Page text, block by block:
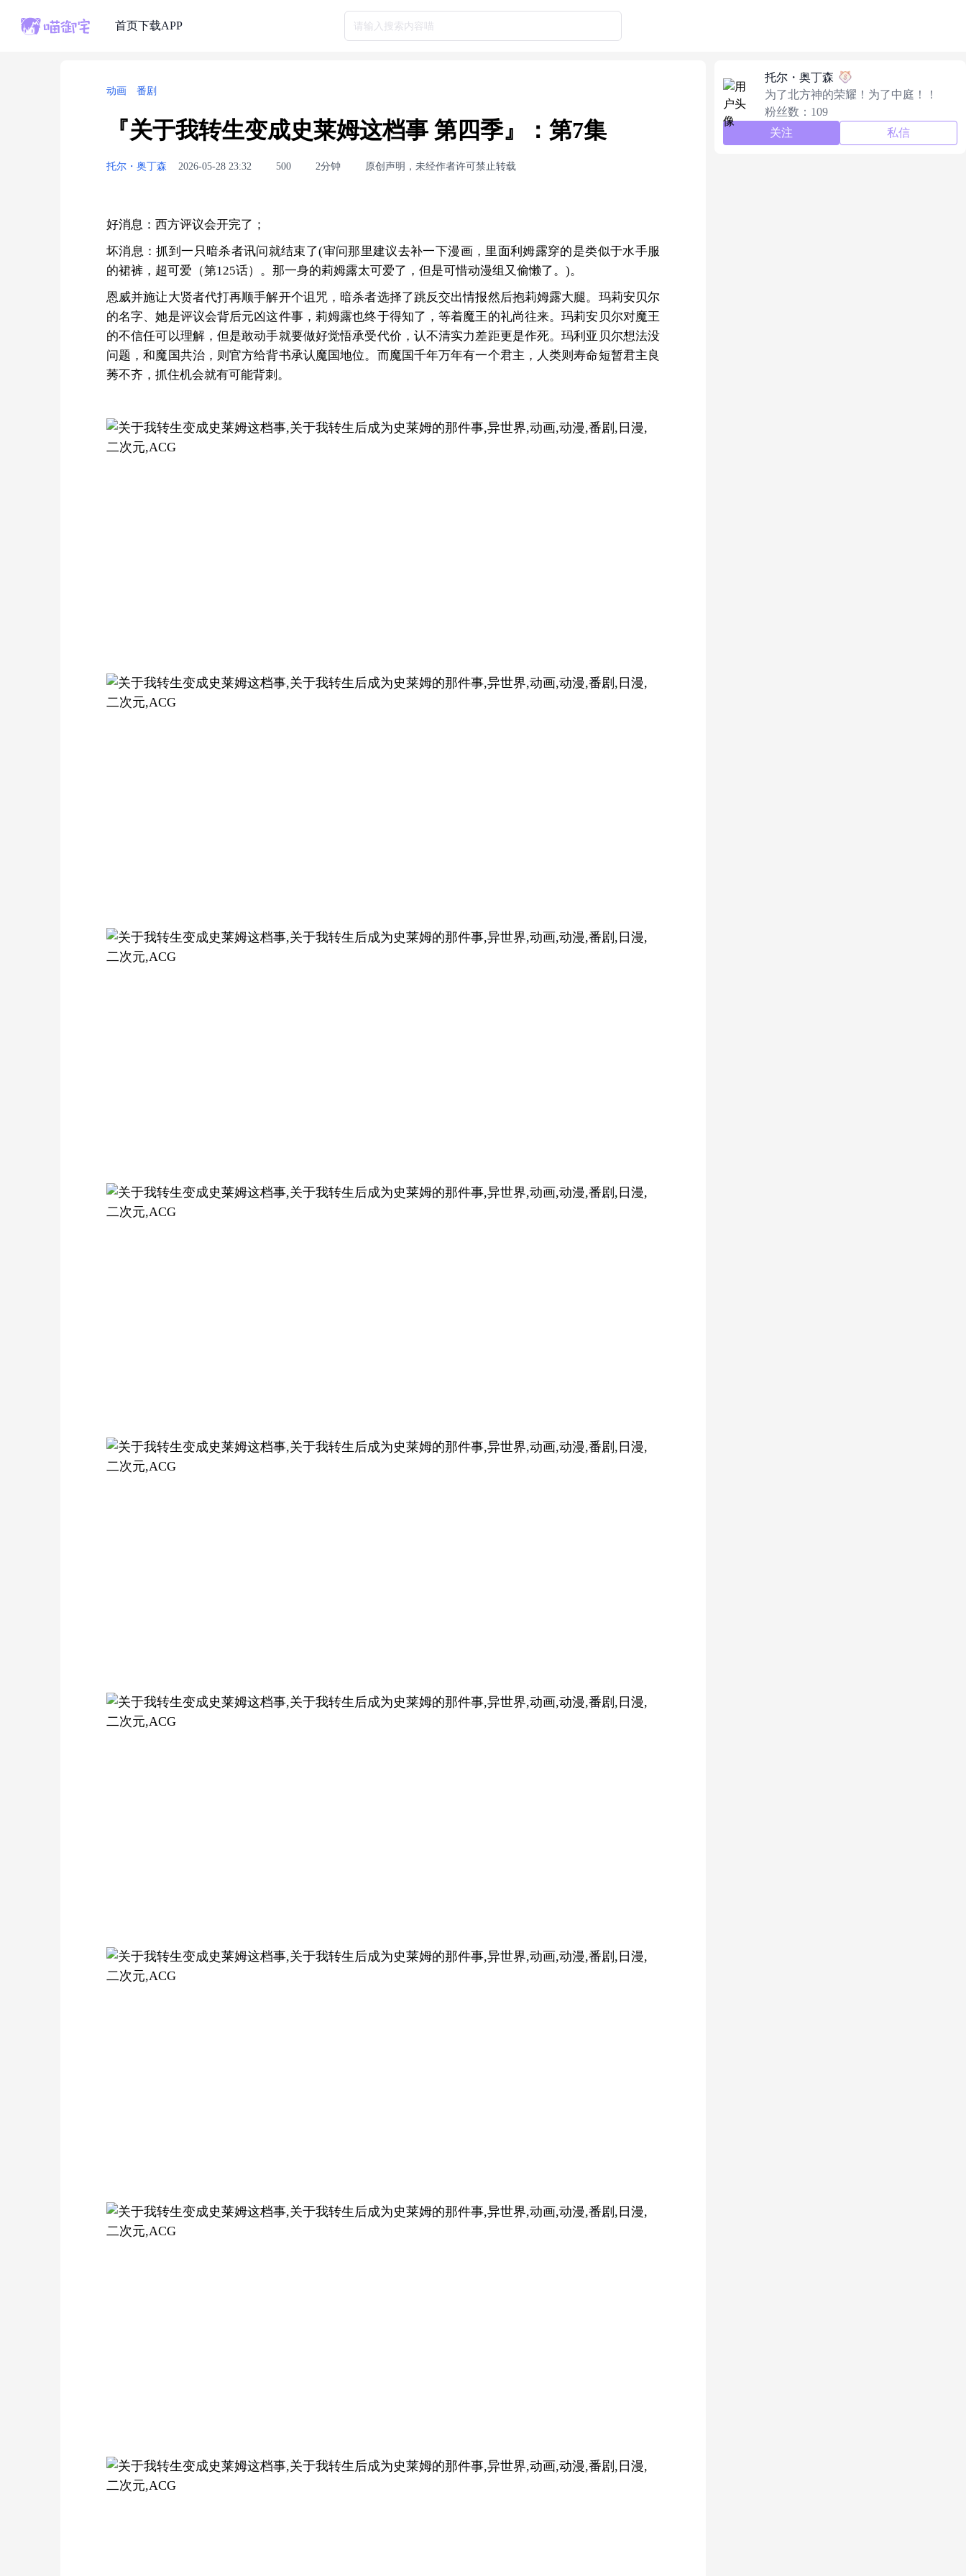
首页下载APP 请输入搜索内容喵
动画 番剧
『关于我转生变成史莱姆这档事 第四季』：第7集
托尔・奥丁森 2026-05-28 23:32 500 2分钟 原创声明，未经作者许可禁止转载
好消息：西方评议会开完了；
坏消息：抓到一只暗杀者讯问就结束了(审问那里建议去补一下漫画，里面利姆露穿的是类似于水手服
的裙裤，超可爱（第125话）。那一身的莉姆露太可爱了，但是可惜动漫组又偷懒了。)。
恩威并施让大贤者代打再顺手解开个诅咒，暗杀者选择了跳反交出情报然后抱莉姆露大腿。玛莉安贝尔
的名字、她是评议会背后元凶这件事，莉姆露也终于得知了，等着魔王的礼尚往来。玛莉安贝尔对魔王
的不信任可以理解，但是敢动手就要做好觉悟承受代价，认不清实力差距更是作死。玛利亚贝尔想法没
问题，和魔国共治，则官方给背书承认魔国地位。而魔国千年万年有一个君主，人类则寿命短暂君主良
莠不齐，抓住机会就有可能背刺。
托尔・奥丁森
为了北方神的荣耀！为了中庭！！
粉丝数：109
关注
私信